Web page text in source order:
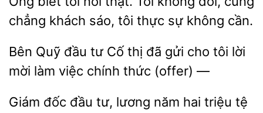
khách sáo, tôi thực sự không
Bên Quỹ đầu Cố thị đã gửi cho
lời
mời làm việc chính thức
—
Giám đốc đầu tư, lương năm hai triệu tệ